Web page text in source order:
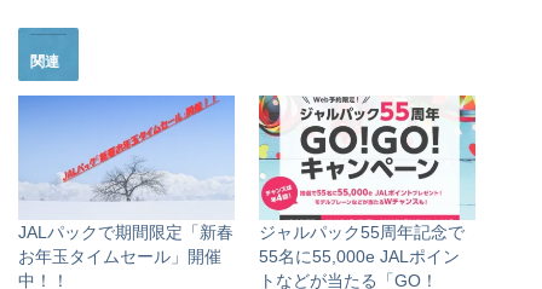
関連
JALパックで期間限定「新春
お年玉タイムセール」開催
中！！
ジャルパック55周年記念で
55名に55,000e JALポイン
トなどが当たる「GO！